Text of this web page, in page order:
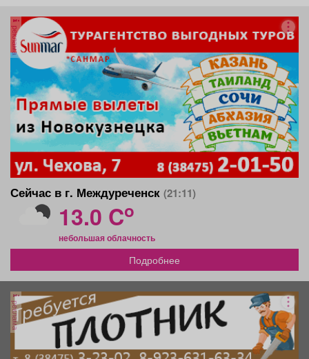
реклама
Сейчас в г. Междуреченск (21:11)
13.0 Co
небольшая облачность
Подробнее
реклама